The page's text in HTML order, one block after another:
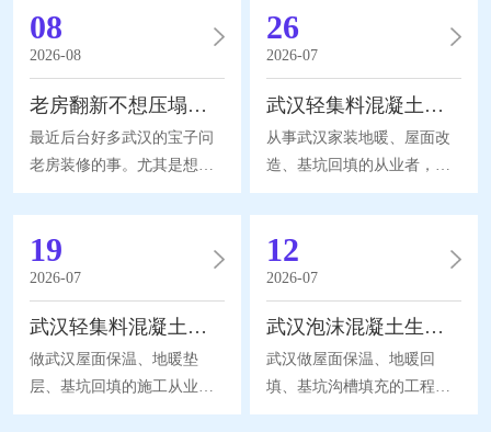
减轻自重呢? 要了解轻骨料混凝土在桥梁工程中的减重作
用，首先得明白它的特性。与普通混凝土不同，轻骨料混
凝土采用轻骨料替代部分或全部普通骨料，如陶粒
08
2026-08
老房翻新不想压塌楼板？选对回填材料是关键！
最近后台好多武汉的宝子问
老房装修的事。尤其是想在
卫生间或者阳台做点小改
动，怕什么？当然是楼板承
重！传统回填材料太重，稍
有不慎就可能超出设计荷
载。别慌，现在装修圈懂行
的都在用一种“黑科技”材
料。今天就用大白话跟大家
聊聊，怎么挑靠谱的轻骨料
混凝土，以及为什么武汉轻
26
2026-07
武汉轻集料混凝土生产厂家｜回填施工如何避开配比误区
从事武汉家装地暖、屋面改
造、基坑回填的从业者，常
会接触轻集料混凝土。不少
施工团队只看重材料单价，
忽略配比差异，完工后出现
空鼓、沉降、保温不达标的
问题。想要稳定施工效果，
学会甄别武汉轻集料混凝土
生产厂家的配套能力尤为关
键，今天结合本地气候，分
享容易被忽略的实操干货。
19
2026-07
武汉轻集料混凝土｜屋面地暖回填选材干货，土建人必看
做武汉屋面保温、地暖垫
层、基坑回填的施工从业
者，大多接触过轻集料混凝
12
2026-07
武汉泡沫混凝土生产厂家｜轻质土建材料选型施工全干货
武汉做屋面保温、地暖回
填、基坑沟槽填充的工程同
行，基本都会接触泡沫混凝